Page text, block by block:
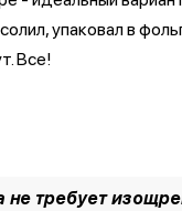
упаковал в
Все!
требует